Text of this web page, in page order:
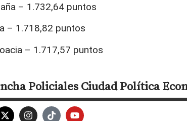
– 1.732,64 puntos
– 1.718,82 puntos
– 1.717,57 puntos
PolicialesCiudadPolítica